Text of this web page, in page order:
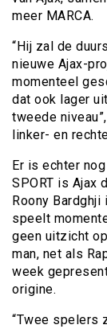
meer MARCA.
“Hij zal de
nieuwe Ajax-
momenteel
dat ook lager
tweede
linker- en
Er is echter
SPORT is Ajax
Roony
speelt
geen uitzicht
man, net als
week
origine.
“Twee spelers